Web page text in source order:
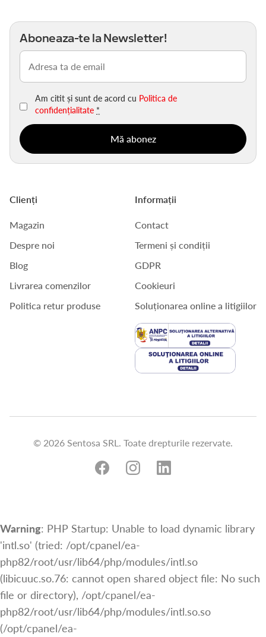
Aboneaza-te la Newsletter!
Email
(Obligatoriu)
Am citit și sunt de acord cu Politica de
confidențialitate *
Clienți
Magazin
Despre noi
Blog
Livrarea comenzilor
Politica retur produse
Informații
Contact
Termeni și condiții
GDPR
Cookieuri
Soluționarea online a litigiilor
© 2026 Sentosa SRL. Toate drepturile rezervate.
Warning: PHP Startup: Unable to load dynamic library
'intl.so' (tried: /opt/cpanel/ea-
php82/root/usr/lib64/php/modules/intl.so
(libicuuc.so.76: cannot open shared object file: No such
file or directory), /opt/cpanel/ea-
php82/root/usr/lib64/php/modules/intl.so.so
(/opt/cpanel/ea-